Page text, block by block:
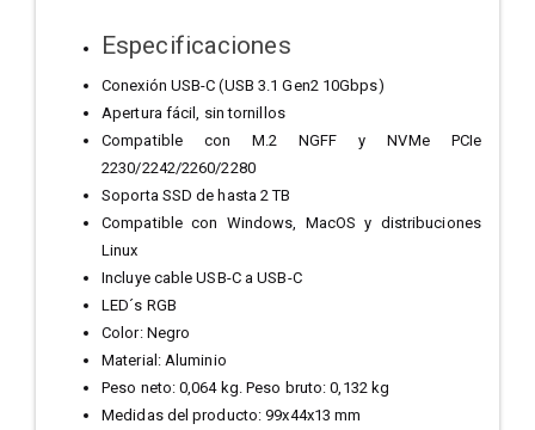
Especificaciones
Conexión USB-C (USB 3.1 Gen2 10Gbps)
Apertura fácil, sin tornillos
Compatible con M.2 NGFF y NVMe PCIe
2230/2242/2260/2280
Soporta SSD de hasta 2 TB
Compatible con Windows, MacOS y distribuciones
Linux
Incluye cable USB-C a USB-C
LED´s RGB
Color: Negro
Material: Aluminio
Peso neto: 0,064 kg. Peso bruto: 0,132 kg
Medidas del producto: 99x44x13 mm